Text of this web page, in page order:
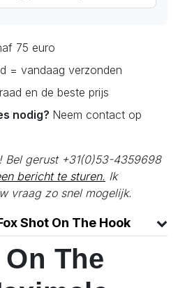
75 euro
= vandaag verzonden
en de beste prijs
nodig? Neem contact op
Bel gerust +31(0)53-4359698
bericht te sturen. Ik
vraag zo snel mogelijk.
Shot On The Hook
The